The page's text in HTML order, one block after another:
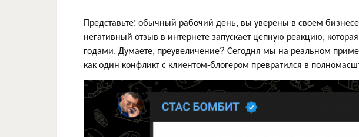
Представьте: обычный рабочий день, вы уверены в своем
негативный отзыв в интернете запускает цепную реакцию,
годами. Думаете, преувеличение? Сегодня мы на реальном
как один конфликт с клиентом-блогером превратился в